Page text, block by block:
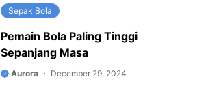
Sepak Bola
Pemain Bola Paling Tinggi
Sepanjang Masa
Aurora December 29, 2024